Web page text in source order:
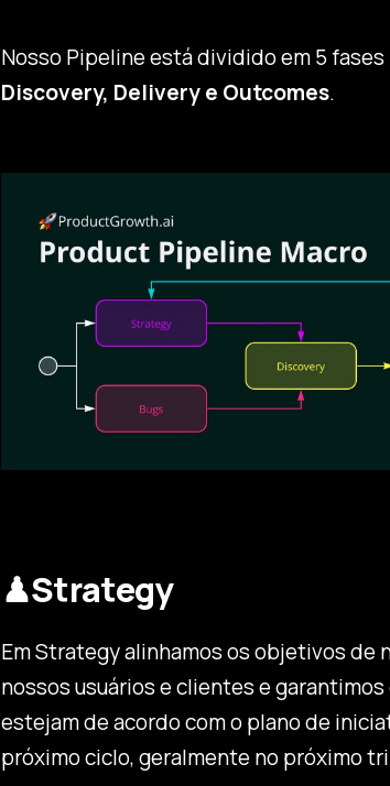
Nosso Pipeline está dividido em 5 fases
Discovery, Delivery e Outcomes.
♟Strategy
Em Strategy alinhamos os objetivos de
nossos usuários e clientes e
estejam de acordo com o plano de
próximo ciclo, geralmente no próximo